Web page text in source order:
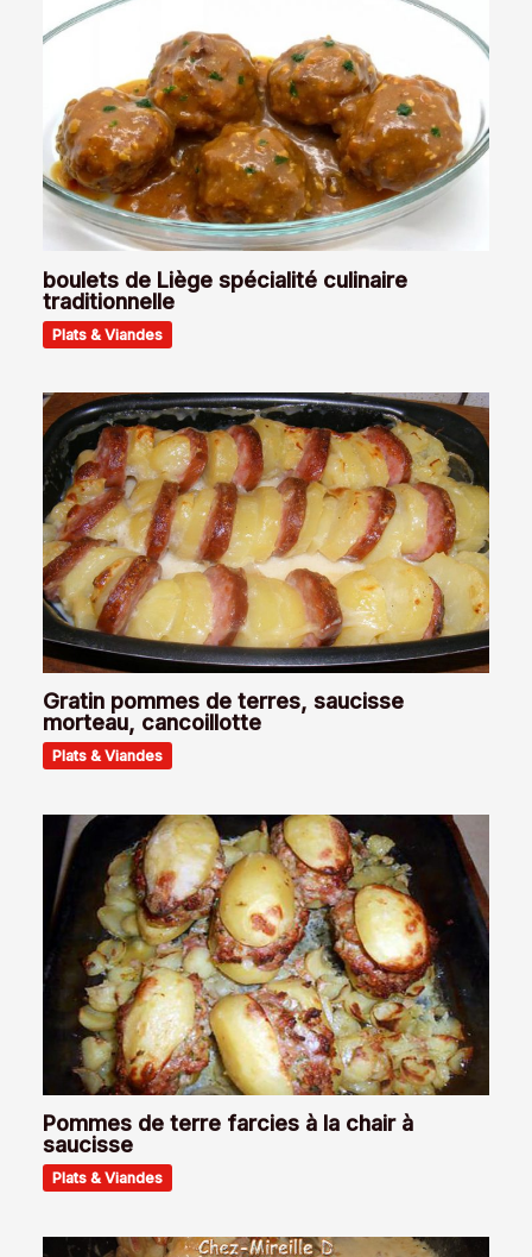
boulets de Liège spécialité culinaire
traditionnelle
Plats & Viandes
Gratin pommes de terres, saucisse
morteau, cancoillotte
Plats & Viandes
Pommes de terre farcies à la chair à
saucisse
Plats & Viandes